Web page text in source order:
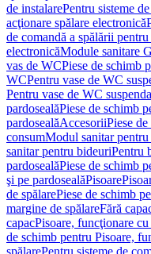
de instalarePentru sisteme
acţionare spălare electronică
de comandă a spălării
electronicăModule sanitare
vas de WCPiese de schimb
WCPentru vase de WC
Pentru vase de WC
pardosealăPiese de schimb
pardosealăAccesoriiPiese
consumModul sanitar
sanitar pentru bideuriPentru
pardosealăPiese de schimb
şi pe pardosealăPisoare
de spălarePiese de schimb
margine de spălareFără
capacPisoare, funcţionare
de schimb pentru Pisoare,
spălarePentru sisteme de